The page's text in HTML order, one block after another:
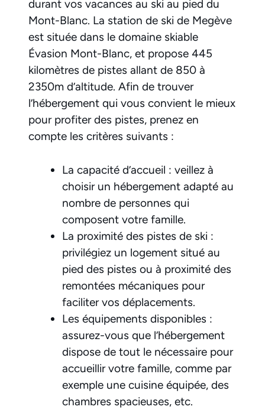
durant vos vacances au ski au pied du
Mont-Blanc. La station de ski de Megève
est située dans le domaine skiable
Évasion Mont-Blanc, et propose 445
kilomètres de pistes allant de 850 à
2350m d’altitude. Afin de trouver
l’hébergement qui vous convient le mieux
pour profiter des pistes, prenez en
compte les critères suivants :
La capacité d’accueil : veillez à
choisir un hébergement adapté au
nombre de personnes qui
composent votre famille.
La proximité des pistes de ski :
privilégiez un logement situé au
pied des pistes ou à proximité des
remontées mécaniques pour
faciliter vos déplacements.
Les équipements disponibles :
assurez-vous que l’hébergement
dispose de tout le nécessaire pour
accueillir votre famille, comme par
exemple une cuisine équipée, des
chambres spacieuses, etc.